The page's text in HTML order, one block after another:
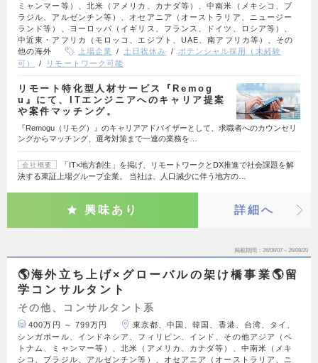
ミャンマー等）、北米（アメリカ、カナダ等）、中南米（メキシコ、ブ
ラジル、アルゼンチン等）、オセアニア（オーストラリア、ニュージー
ランド等）、ヨーロッパ（イギリス、フランス、ドイツ、ロシア等）、
中近東・アフリカ（モロッコ、エジプト、UAE、南アフリカ等）、その
他の海外
上場企業 土日祝休み
ポテンシャル採用（未経験
可）
リモートワーク可能
リモート特化型人材サービス『Remog
u』にて、ITエンジニアへのキャリア提案
や案件マッチング。
『Remogu（リモグ）』のキャリアアドバイザーとして、求職者へのカウンセリ
ングからマッチング、選考対策まで一連の業務を…
会社概要
「IT×地方創生」を掲げ、リモートワークとDX推進で社会課題を解
決する東証上場グループ企業。 当社は、人口減少に伴う地方の…
興味あり 詳細へ
掲載期間 26/08/07～26/08/20
🌎海外立ち上げ×グローバルの架け橋事業🌎留
学コンサルタント
その他、コンサルタント系
400万円 ～ 799万円
東京都、中国、韓国、香港、台湾、タイ、
シンガポール、インドネシア、フィリピン、インド、その他アジア（ベ
トナム、ミャンマー等）、北米（アメリカ、カナダ等）、中南米（メキ
シコ、ブラジル、アルゼンチン等）、オセアニア（オーストラリア、ニ